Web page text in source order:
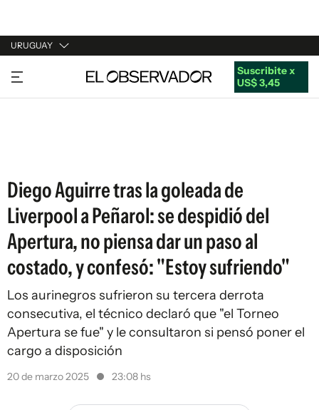
URUGUAY
URUGUAY
ARGENTINA
Suscribite x
US$ 3,45
Diego Aguirre tras la goleada de
Liverpool a Peñarol: se despidió del
Apertura, no piensa dar un paso al
costado, y confesó: "Estoy sufriendo"
Los aurinegros sufrieron su tercera derrota
consecutiva, el técnico declaró que "el Torneo
Apertura se fue" y le consultaron si pensó poner el
cargo a disposición
20 de marzo 2025 23:08 hs